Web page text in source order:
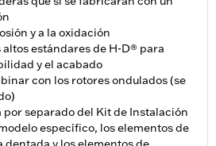
y a la oxidación
estándares de H-D® para
y el acabado
con los rotores ondulados (se
por separado del Kit de Instalación
específico, los elementos de